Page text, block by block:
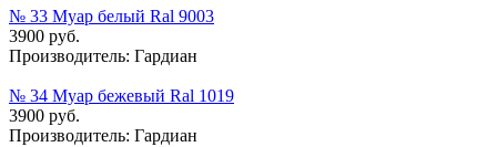
№ 33 Муар белый Ral 9003
3900 руб.
Производитель: Гардиан
№ 34 Муар бежевый Ral 1019
3900 руб.
Производитель: Гардиан